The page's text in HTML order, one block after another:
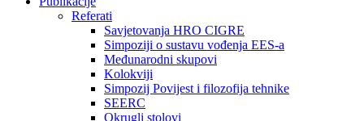
Referati
Savjetovanja HRO CIGRE
Simpoziji o sustavu vođenja EES-a
Međunarodni skupovi
Kolokviji​
Simpozij Povijest i filozofija tehnike
SEERC
Okrugli stolovi